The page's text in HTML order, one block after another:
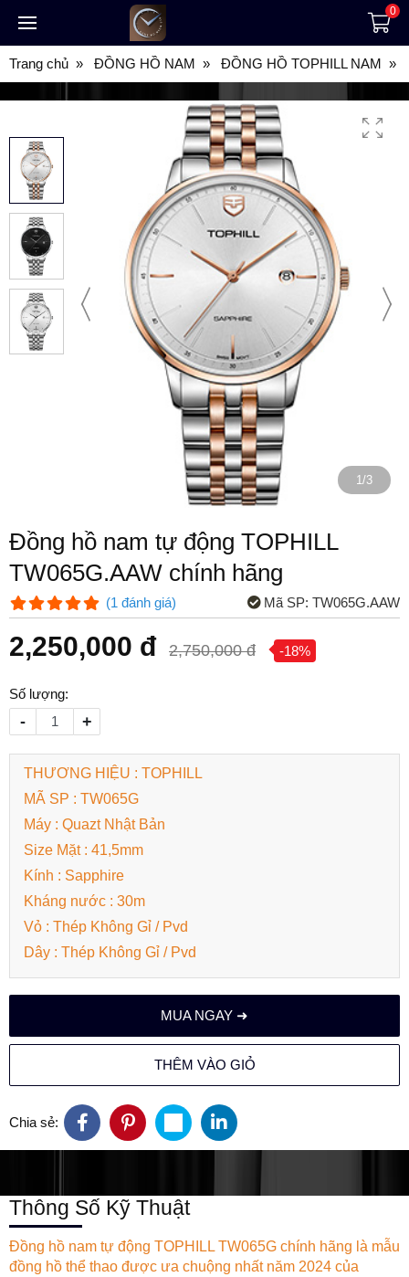
0
Trang chủ ĐỒNG HỒ NAM ĐỒNG HỒ TOPHILL NAM
1/3
Đồng hồ nam tự động TOPHILL
TW065G.AAW chính hãng
(1 đánh giá) Mã SP: TW065G.AAW
2,250,000 đ 2,750,000 đ -18%
Số lượng:
- +
THƯƠNG HIỆU : TOPHILL
MÃ SP : TW065G
Máy : Quazt Nhật Bản
Size Mặt : 41,5mm
Kính : Sapphire
Kháng nước : 30m
Vỏ : Thép Không Gỉ / Pvd
Dây : Thép Không Gỉ / Pvd
MUA NGAY ➜
THÊM VÀO GIỎ
Chia sẻ:
Thông Số Kỹ Thuật
Đồng hồ nam tự động TOPHILL TW065G chính hãng là mẫu
đồng hồ thể thao được ưa chuộng nhất năm 2024 của